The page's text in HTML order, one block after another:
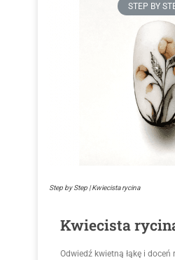
STEP BY
Step by Step | Kwiecista rycina
Kwiecista
Odwiedź kwietną łąkę i